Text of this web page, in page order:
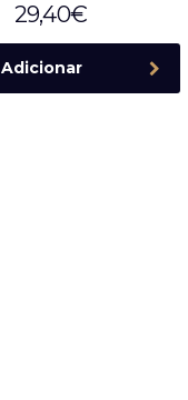
29,40€
Adicionar